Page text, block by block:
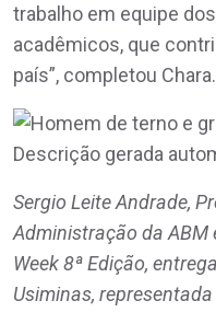
trabalho em equipe
acadêmicos, que
país”, completou Chara.
Sergio Leite Andrade,
Administração da ABM
Week 8ª Edição,
Usiminas,